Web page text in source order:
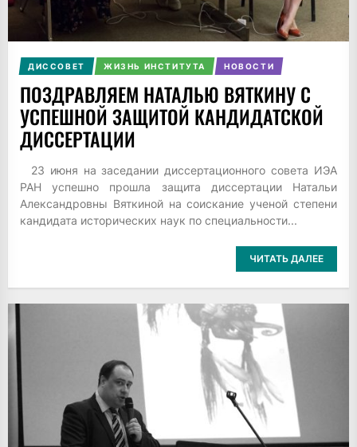
ДИССОВЕТ ЖИЗНЬ ИНСТИТУТА НОВОСТИ
ПОЗДРАВЛЯЕМ НАТАЛЬЮ ВЯТКИНУ С
УСПЕШНОЙ ЗАЩИТОЙ КАНДИДАТСКОЙ
ДИССЕРТАЦИИ
23 июня на заседании диссертационного совета ИЭА
РАН успешно прошла защита диссертации Натальи
Александровны Вяткиной на соискание ученой степени
кандидата исторических наук по специальности...
ЧИТАТЬ ДАЛЕЕ